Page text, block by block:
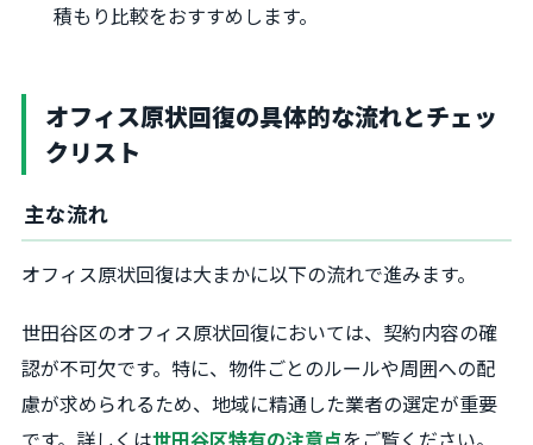
積もり比較をおすすめします。
オフィス原状回復の具体的な流れとチェッ
クリスト
主な流れ
オフィス原状回復は大まかに以下の流れで進みます。
世田谷区のオフィス原状回復においては、契約内容の確
認が不可欠です。特に、物件ごとのルールや周囲への配
慮が求められるため、地域に精通した業者の選定が重要